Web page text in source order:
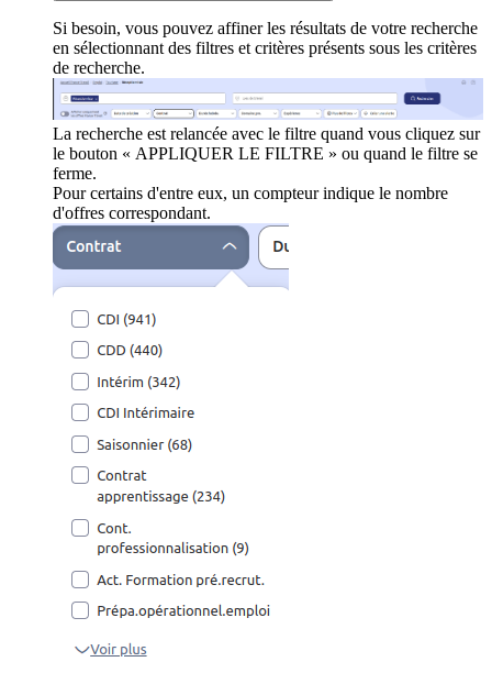
Si besoin, vous pouvez affiner les résultats de votre recherche
en sélectionnant des filtres et critères présents sous les critères
de recherche.
La recherche est relancée avec le filtre quand vous cliquez sur
le bouton « APPLIQUER LE FILTRE » ou quand le filtre se
ferme.
Pour certains d'entre eux, un compteur indique le nombre
d'offres correspondant.